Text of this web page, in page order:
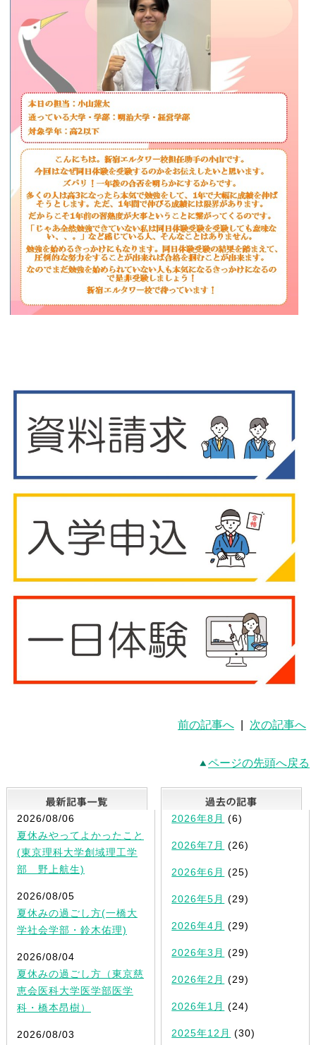
前の記事へ 次の記事へ
ページの先頭へ戻る
最新記事一覧
2026/08/06
夏休みやってよかったこと
(東京理科大学創域理工学
部 野上航生)
2026/08/05
夏休みの過ごし方(一橋大
学社会学部・鈴木佑理)
2026/08/04
夏休みの過ごし方（東京慈
恵会医科大学医学部医学
科・橋本昂樹）
2026/08/03
2026年8月 (6)
2026年7月 (26)
2026年6月 (25)
2026年5月 (29)
2026年4月 (29)
2026年3月 (29)
2026年2月 (29)
2026年1月 (24)
2025年12月 (30)